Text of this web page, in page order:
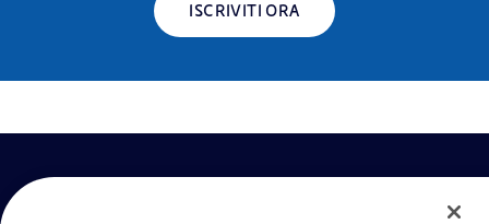
ISCRIVITI ORA